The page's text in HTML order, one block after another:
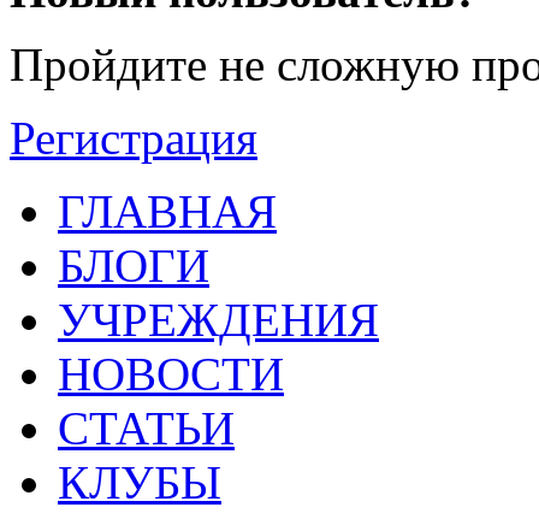
Пройдите не сложную
Регистрация
ГЛАВНАЯ
БЛОГИ
УЧРЕЖДЕНИЯ
НОВОСТИ
СТАТЬИ
КЛУБЫ